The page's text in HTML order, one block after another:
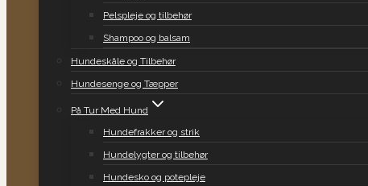
Pelspleje og tilbehør
Shampoo og balsam
Hundeskåle og Tilbehør
Hundesenge og Tæpper
På Tur Med Hund
Hundefrakker og strik
Hundelygter og tilbehør
Hundesko og potepleje